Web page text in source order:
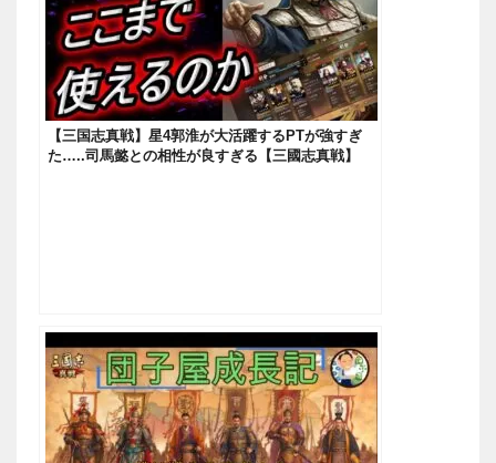
【三国志真戦】星4郭淮が大活躍するPTが強すぎ
た…..司馬懿との相性が良すぎる【三國志真戦】